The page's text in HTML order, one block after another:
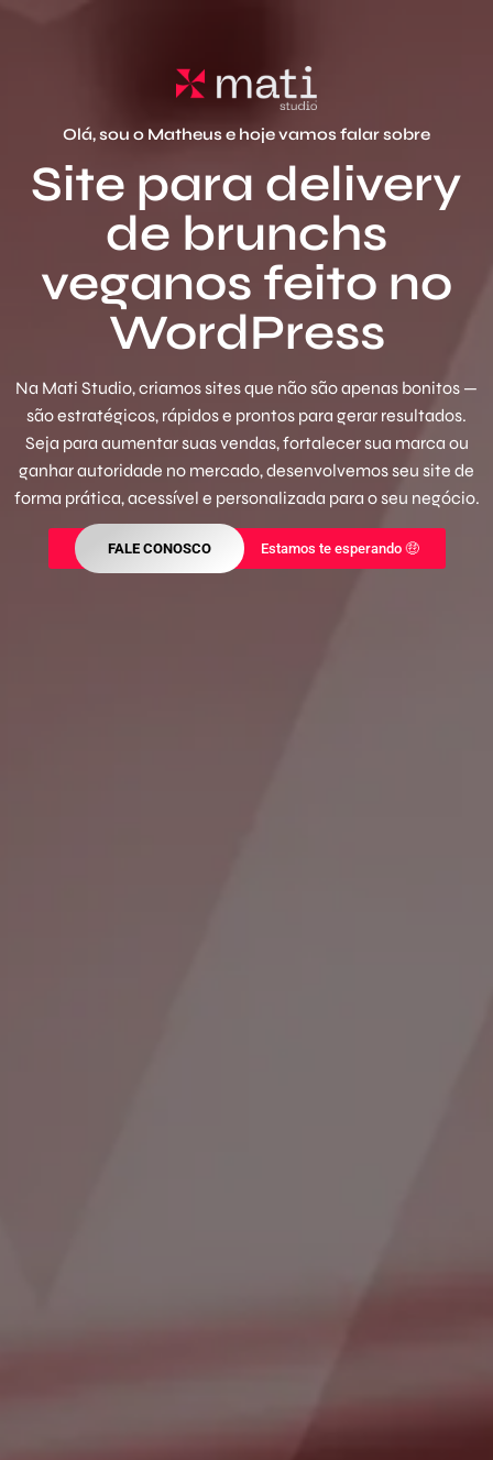
Olá, sou o Matheus e hoje vamos falar sobre
Site para delivery
de brunchs
veganos feito no
WordPress
Na Mati Studio, criamos sites que não são apenas bonitos —
são estratégicos, rápidos e prontos para gerar resultados.
Seja para aumentar suas vendas, fortalecer sua marca ou
ganhar autoridade no mercado, desenvolvemos seu site de
forma prática, acessível e personalizada para o seu negócio.
FALE CONOSCO Estamos te esperando 🤑